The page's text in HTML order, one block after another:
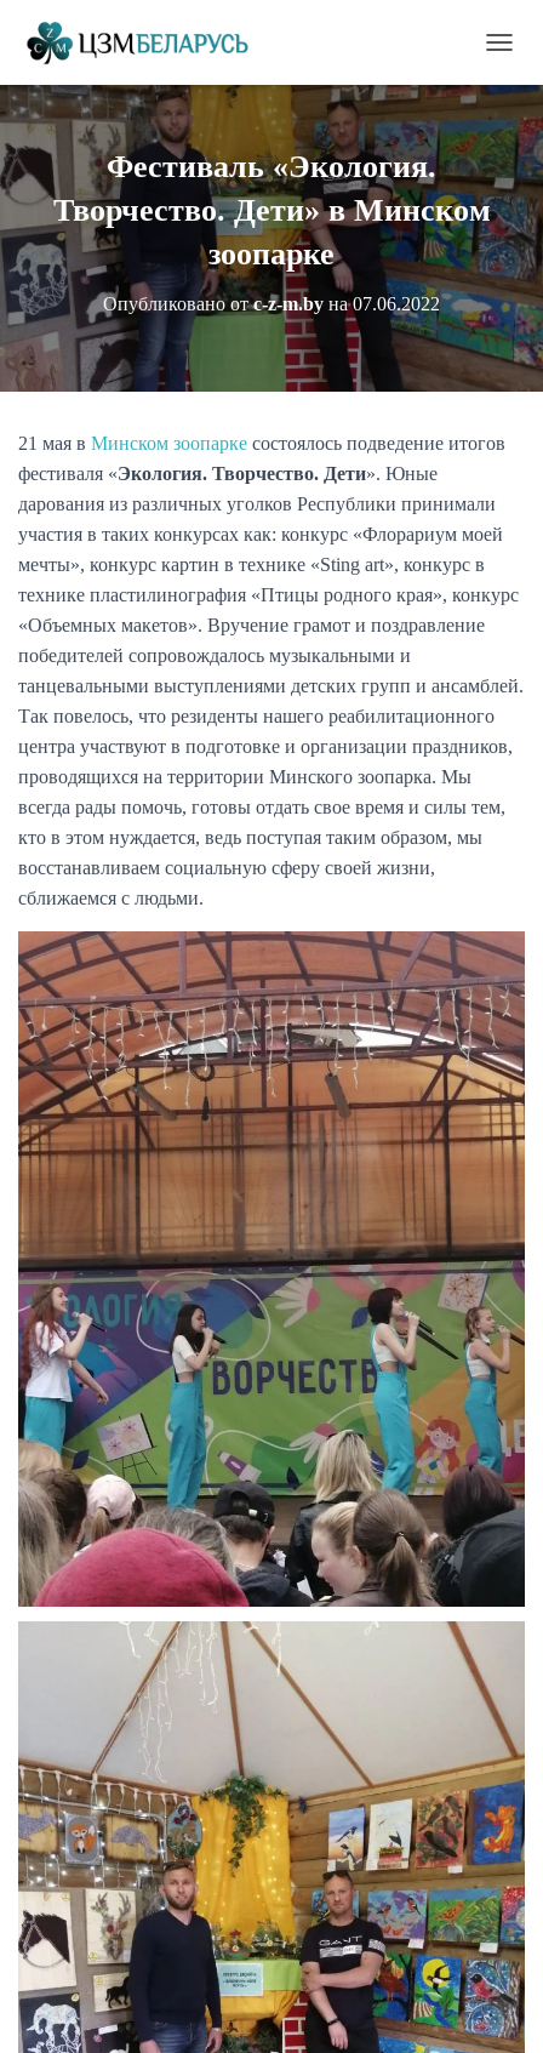
е
е
к
л
ю
ч
и
т
ь
н
а
в
и
ц
Фестиваль «Экология.
Творчество. Дети» в Минском
зоопарке
Опубликовано отc-z-m.by на07.06.2022
21 мая в Минском зоопарке состоялось подведение итогов
фестиваля «Экология. Творчество. Дети». Юные
дарования из различных уголков Республики принимали
участия в таких конкурсах как: конкурс «Флорариум моей
мечты», конкурс картин в технике «Sting art», конкурс в
технике пластилинография «Птицы родного края», конкурс
«Объемных макетов». Вручение грамот и поздравление
победителей сопровождалось музыкальными и
танцевальными выступлениями детских групп и ансамблей.
Так повелось, что резиденты нашего реабилитационного
центра участвуют в подготовке и организации праздников,
проводящихся на территории Минского зоопарка. Мы
всегда рады помочь, готовы отдать свое время и силы тем,
кто в этом нуждается, ведь поступая таким образом, мы
восстанавливаем социальную сферу своей жизни,
сближаемся с людьми.